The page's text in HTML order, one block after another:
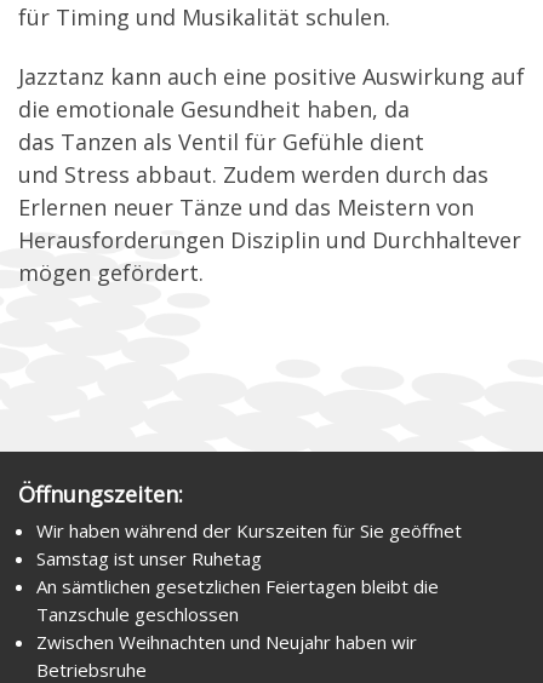
für Timing und Musikalität schulen.
Jazztanz kann auch eine positive Auswirkung auf
die emotionale Gesundheit haben, da
das Tanzen als Ventil für Gefühle dient
und Stress abbaut. Zudem werden durch das
Erlernen neuer Tänze und das Meistern von
Herausforderungen Disziplin und Durchhaltever
mögen gefördert.
Öffnungszeiten:
Wir haben während der Kurszeiten für Sie geöffnet
Samstag ist unser Ruhetag
An sämtlichen gesetzlichen Feiertagen bleibt die
Tanzschule geschlossen
Zwischen Weihnachten und Neujahr haben wir
Betriebsruhe